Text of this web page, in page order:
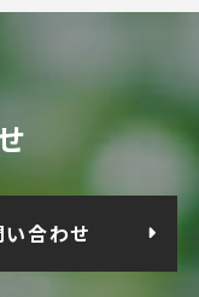
い合わせ